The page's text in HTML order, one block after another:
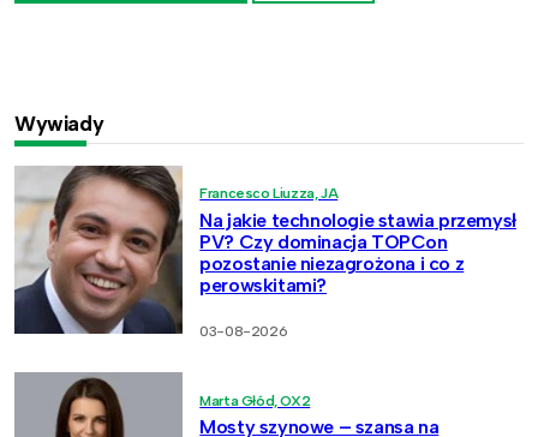
Wywiady
Francesco Liuzza, JA
Na jakie technologie stawia przemysł
PV? Czy dominacja TOPCon
pozostanie niezagrożona i co z
perowskitami?
03-08-2026
Marta Głód, OX2
Mosty szynowe – szansa na